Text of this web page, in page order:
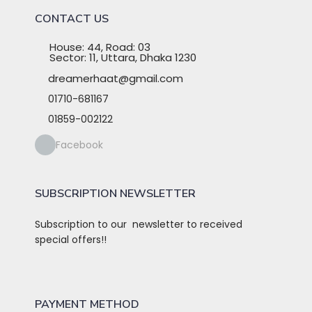
CONTACT US
House: 44, Road: 03
Sector: 11, Uttara, Dhaka 1230
dreamerhaat@gmail.com
01710-681167
01859-002122
Facebook
SUBSCRIPTION NEWSLETTER
Subscription to our newsletter to received
special offers!!
PAYMENT METHOD